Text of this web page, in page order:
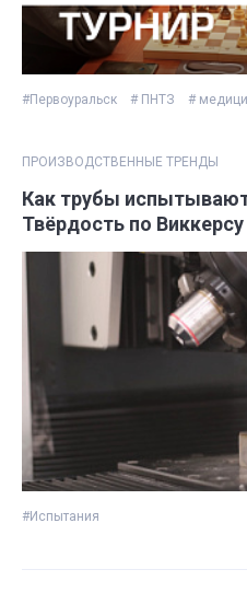
#Первоуральск # ПНТЗ #
ПРОИЗВОДСТВЕННЫЕ ТРЕНДЫ
Как трубы
Твёрдость по Виккерсу
#Испытания